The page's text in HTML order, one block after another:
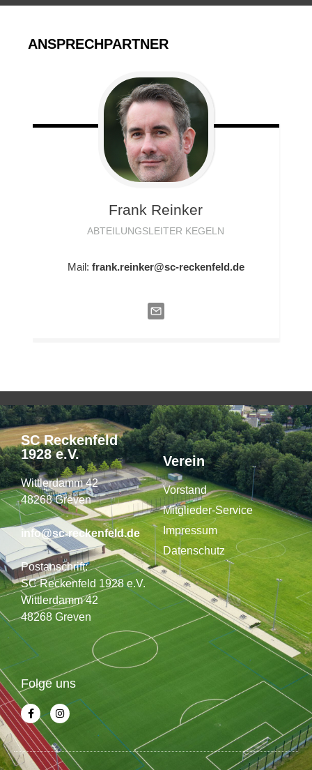
ANSPRECHPARTNER
Frank Reinker
ABTEILUNGSLEITER KEGELN
Mail: frank.reinker@sc-reckenfeld.de
SC Reckenfeld
1928 e.V.
Wittlerdamm 42
48268 Greven
info@sc-reckenfeld.de
Postanschrift:
SC Reckenfeld 1928 e.V.
Wittlerdamm 42
48268 Greven
Verein
Vorstand
Mitglieder-Service
Impressum
Datenschutz
Folge uns